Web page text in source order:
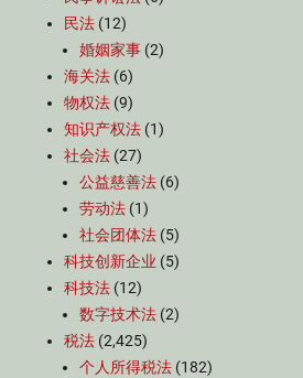
民法 (12)
婚姻家事 (2)
海关法 (6)
物权法 (9)
知识产权法 (1)
社会法 (27)
公益慈善法 (6)
劳动法 (1)
社会团体法 (5)
科技创新企业 (5)
科技法 (12)
数字技术法 (2)
税法 (2,425)
个人所得税法 (182)